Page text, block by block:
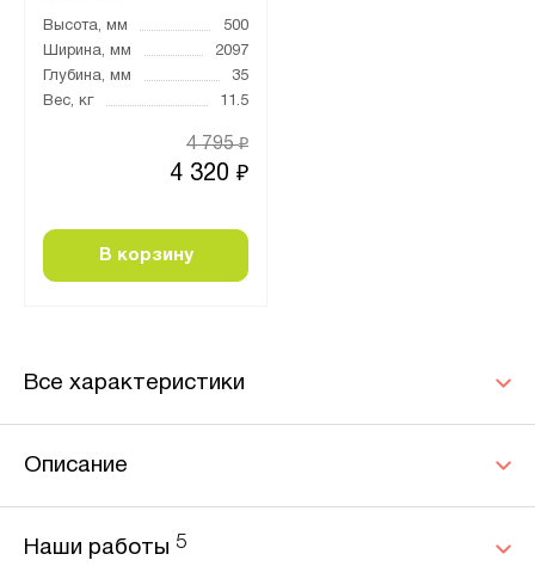
Высота, мм
500
Ширина, мм
2097
Глубина, мм
35
Вес, кг
11.5
4 320 ₽
4 795₽
В корзину
Все характеристики
Описание
Наши работы 5